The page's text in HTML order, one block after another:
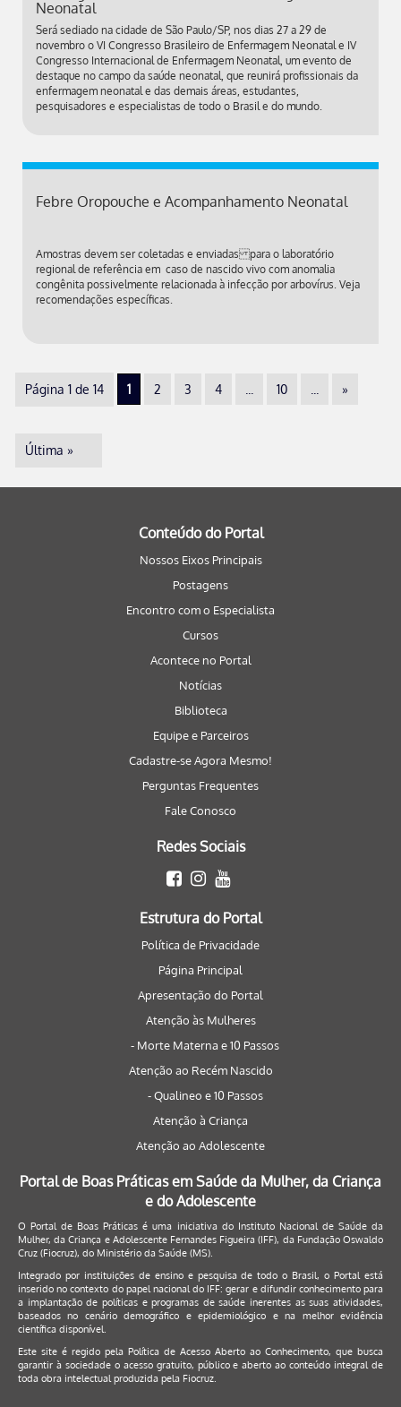
Neonatal
Será sediado na cidade de São Paulo/SP, nos dias 27 a 29 de
novembro o VI Congresso Brasileiro de Enfermagem Neonatal e IV
Congresso Internacional de Enfermagem Neonatal, um evento de
destaque no campo da saúde neonatal, que reunirá profissionais da
enfermagem neonatal e das demais áreas, estudantes,
pesquisadores e especialistas de todo o Brasil e do mundo.
Febre Oropouche e Acompanhamento Neonatal
Amostras devem ser coletadas e enviadas para o laboratório
regional de referência em caso de nascido vivo com anomalia
congênita possivelmente relacionada à infecção por arbovírus. Veja
recomendações específicas.
Página 1 de 14 1 2 3 4 10 »
Última »
Conteúdo do Portal
Nossos Eixos Principais
Postagens
Encontro com o Especialista
Cursos
Acontece no Portal
Notícias
Biblioteca
Equipe e Parceiros
Cadastre-se Agora Mesmo!
Perguntas Frequentes
Fale Conosco
Redes Sociais
Estrutura do Portal
Política de Privacidade
Página Principal
Apresentação do Portal
Atenção às Mulheres
- Morte Materna e 10 Passos
Atenção ao Recém Nascido
- Qualineo e 10 Passos
Atenção à Criança
Atenção ao Adolescente
Portal de Boas Práticas em Saúde da Mulher, da Criança
e do Adolescente
O Portal de Boas Práticas é uma iniciativa do Instituto Nacional de Saúde da
Mulher, da Criança e Adolescente Fernandes Figueira (IFF), da Fundação Oswaldo
Cruz (Fiocruz), do Ministério da Saúde (MS).
Integrado por instituições de ensino e pesquisa de todo o Brasil, o Portal está
inserido no contexto do papel nacional do IFF: gerar e difundir conhecimento para
a implantação de políticas e programas de saúde inerentes as suas atividades,
baseados no cenário demográfico e epidemiológico e na melhor evidência
científica disponível.
Este site é regido pela Política de Acesso Aberto ao Conhecimento, que busca
garantir à sociedade o acesso gratuito, público e aberto ao conteúdo integral de
toda obra intelectual produzida pela Fiocruz.